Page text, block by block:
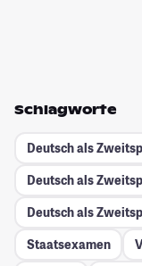
Schlagworte
Deutsch als
Deutsch als
Deutsch als
Staatsexamen